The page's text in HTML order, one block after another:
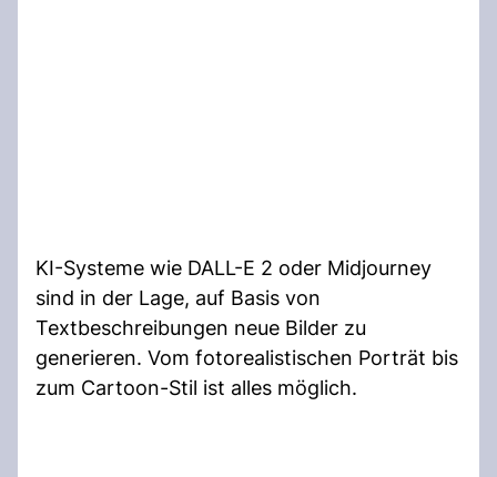
KI-Systeme wie DALL-E 2 oder Midjourney
sind in der Lage, auf Basis von
Textbeschreibungen neue Bilder zu
generieren. Vom fotorealistischen Porträt bis
zum Cartoon-Stil ist alles möglich.